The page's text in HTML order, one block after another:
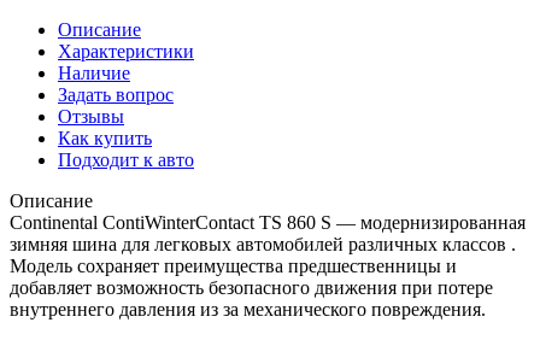
Описание
Характеристики
Наличие
Задать вопрос
Отзывы
Как купить
Подходит к авто
Описание
Continental ContiWinterContact TS 860 S — модернизированная
зимняя шина для легковых автомобилей различных классов .
Модель сохраняет преимущества предшественницы и
добавляет возможность безопасного движения при потере
внутреннего давления из за механического повреждения.